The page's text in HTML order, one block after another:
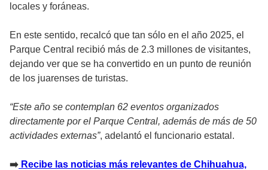
locales y foráneas.
En este sentido, recalcó que tan sólo en el año 2025, el
Parque Central recibió más de 2.3 millones de visitantes,
dejando ver que se ha convertido en un punto de reunión
de los juarenses de turistas.
“Este año se contemplan 62 eventos organizados
directamente por el Parque Central, además de más de 50
actividades externas”, adelantó el funcionario estatal.
➡️ Recibe las noticias más relevantes de Chihuahua,